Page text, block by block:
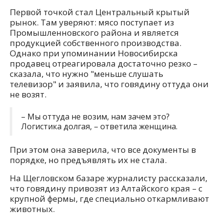
Первой точкой стал Центральный крытый
рынок. Там уверяют: мясо поступает из
Промышленновского района и является
продукцией собственного производства.
Однако при упоминании Новосибирска
продавец отреагировала достаточно резко –
сказала, что нужно "меньше слушать
телевизор" и заявила, что говядину оттуда они
не возят.
– Мы оттуда не возим, нам зачем это?
Логистика долгая, – ответила женщина.
При этом она заверила, что все документы в
порядке, но предъявлять их не стала.
На Щегловском базаре журналисту рассказали,
что говядину привозят из Алтайского края – с
крупной фермы, где специально откармливают
животных.